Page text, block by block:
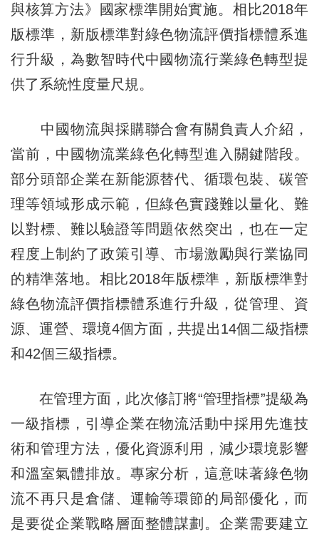
與核算方法》國家標準開始實施。相比2018年
版標準，新版標準對綠色物流評價指標體系進
行升級，為數智時代中國物流行業綠色轉型提
供了系統性度量尺規。
中國物流與採購聯合會有關負責人介紹，
當前，中國物流業綠色化轉型進入關鍵階段。
部分頭部企業在新能源替代、循環包裝、碳管
理等領域形成示範，但綠色實踐難以量化、難
以對標、難以驗證等問題依然突出，也在一定
程度上制約了政策引導、市場激勵與行業協同
的精準落地。相比2018年版標準，新版標準對
綠色物流評價指標體系進行升級，從管理、資
源、運營、環境4個方面，共提出14個二級指標
和42個三級指標。
在管理方面，此次修訂將“管理指標”提級為
一級指標，引導企業在物流活動中採用先進技
術和管理方法，優化資源利用，減少環境影響
和溫室氣體排放。專家分析，這意味著綠色物
流不再只是倉儲、運輸等環節的局部優化，而
是要從企業戰略層面整體謀劃。企業需要建立